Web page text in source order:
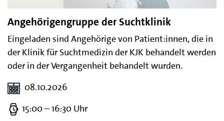
Angehörigengruppe der Suchtklinik
Eingeladen sind Angehörige von Patient:innen, die in
der Klinik für Suchtmedizin der KJK behandelt werden
oder in der Vergangenheit behandelt wurden.
08.10.2026
15:00 – 16:30 Uhr